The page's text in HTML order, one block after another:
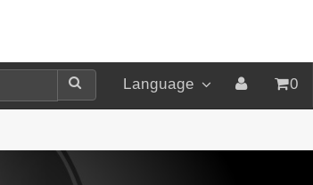
Language 0